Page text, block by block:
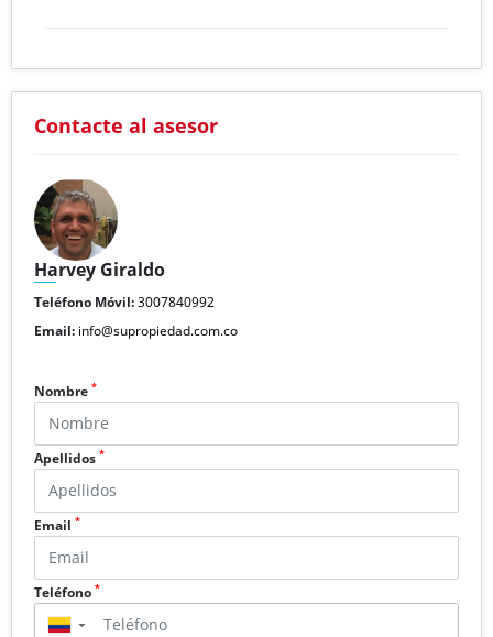
Contacte al asesor
Harvey Giraldo
Teléfono Móvil:3007840992
Email: info@supropiedad.com.co
Nombre *
Apellidos *
Email *
Teléfono *
▼